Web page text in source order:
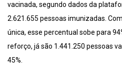
vacinada, segundo dados da
2.621.655 pessoas imunizadas.
única, esse percentual sobe para
reforço, já são 1.441.250 pessoas
45%.